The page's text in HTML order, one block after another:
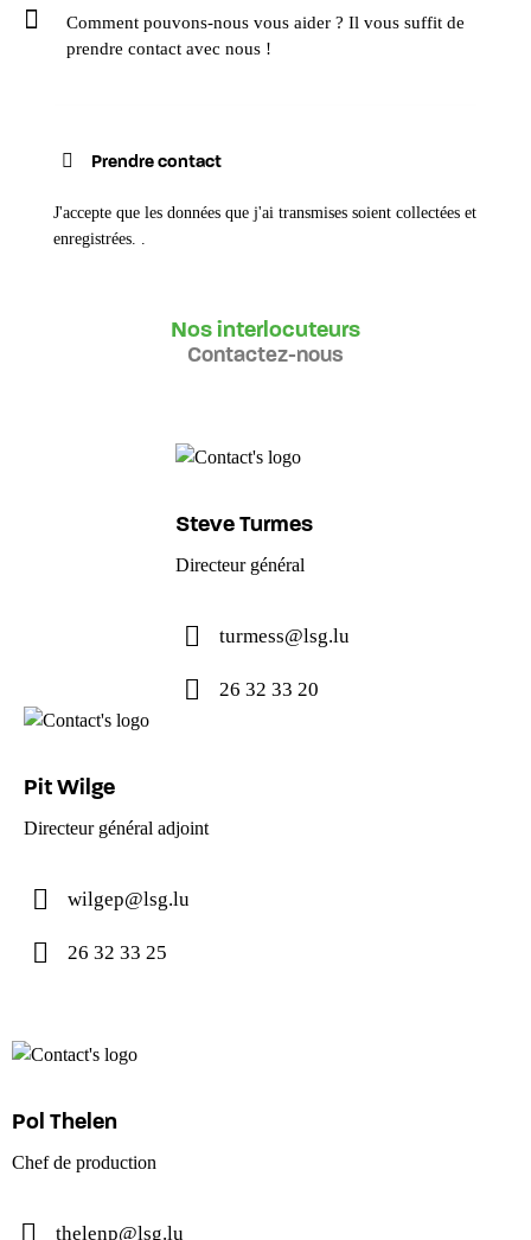
J'accepte que les données que j'ai transmises soient collectées et
enregistrées. .
Nos interlocuteurs
Contactez-nous
Steve Turmes
Directeur général
turmess@lsg.lu
26 32 33 20
Pit Wilge
Directeur général adjoint
wilgep@lsg.lu
26 32 33 25
Pol Thelen
Chef de production
thelenp@lsg.lu